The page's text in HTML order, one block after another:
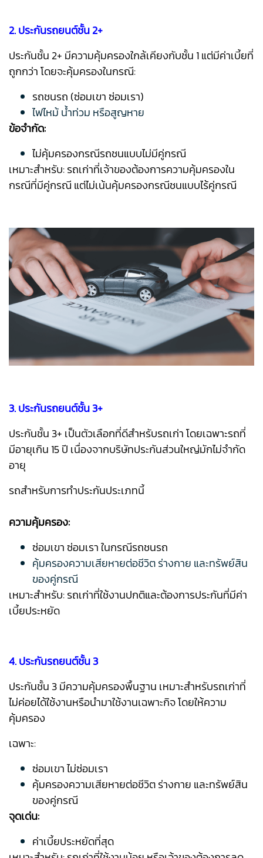
2. ประกันรถยนต์ชั้น 2+
ประกันชั้น 2+ มีความคุ้มครองใกล้เคียงกับชั้น 1 แต่มีค่าเบี้ยที่
ถูกกว่า โดยจะคุ้มครองในกรณี:
รถชนรถ (ซ่อมเขา ซ่อมเรา)
ไฟไหม้ น้ำท่วม หรือสูญหาย
ข้อจำกัด:
ไม่คุ้มครองกรณีรถชนแบบไม่มีคู่กรณี
เหมาะสำหรับ: รถเก่าที่เจ้าของต้องการความคุ้มครองใน
กรณีที่มีคู่กรณี แต่ไม่เน้นคุ้มครองกรณีชนแบบไร้คู่กรณี
3. ประกันรถยนต์ชั้น 3+
ประกันชั้น 3+ เป็นตัวเลือกที่ดีสำหรับรถเก่า โดยเฉพาะรถที่
มีอายุเกิน 15 ปี เนื่องจากบริษัทประกันส่วนใหญ่มักไม่จำกัด
อายุ
รถสำหรับการทำประกันประเภทนี้
ความคุ้มครอง:
ซ่อมเขา ซ่อมเรา ในกรณีรถชนรถ
คุ้มครองความเสียหายต่อชีวิต ร่างกาย และทรัพย์สิน
ของคู่กรณี
เหมาะสำหรับ: รถเก่าที่ใช้งานปกติและต้องการประกันที่มีค่า
เบี้ยประหยัด
4. ประกันรถยนต์ชั้น 3
ประกันชั้น 3 มีความคุ้มครองพื้นฐาน เหมาะสำหรับรถเก่าที่
ไม่ค่อยได้ใช้งานหรือนำมาใช้งานเฉพาะกิจ โดยให้ความ
คุ้มครอง
เฉพาะ:
ซ่อมเขา ไม่ซ่อมเรา
คุ้มครองความเสียหายต่อชีวิต ร่างกาย และทรัพย์สิน
ของคู่กรณี
จุดเด่น:
ค่าเบี้ยประหยัดที่สุด